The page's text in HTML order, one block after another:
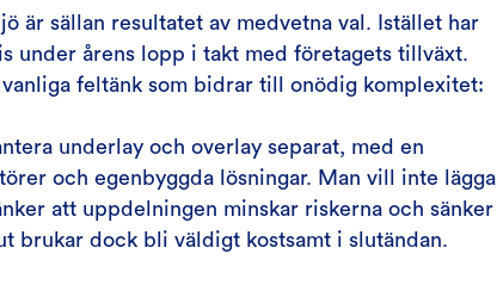
är sällan resultatet av medvetna val. Istället har
under årens lopp i takt med företagets tillväxt.
feltänk som bidrar till onödig komplexitet:
underlay och overlay separat, med en
och egenbyggda lösningar. Man vill inte lägga
att uppdelningen minskar riskerna och sänker
brukar dock bli väldigt kostsamt i slutändan.